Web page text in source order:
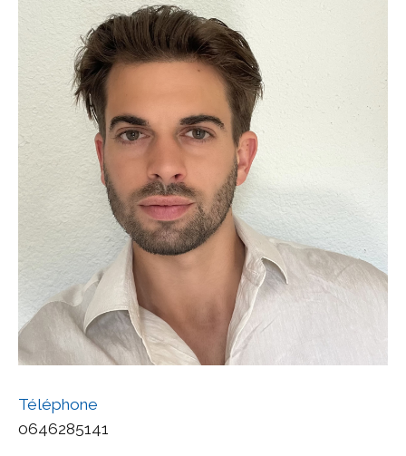
Téléphone
0646285141
COUPS DE COEUR
EXCLUSIVITÉS NOUVEAUTÉS
Rechercher